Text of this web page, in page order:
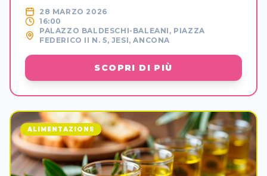
28 MARZO 2026
16:00
PALAZZO BALDESCHI-BALEANI, PIAZZA
FEDERICO II N. 5, JESI, ANCONA
SCOPRI DI PIÙ
ALIMENTAZIONE